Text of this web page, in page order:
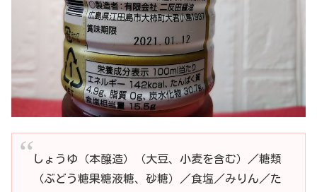
しょうゆ（本醸造）（大豆、小麦を含む）／糖類
（ぶどう糖果糖液糖、砂糖）／食塩／みりん／た